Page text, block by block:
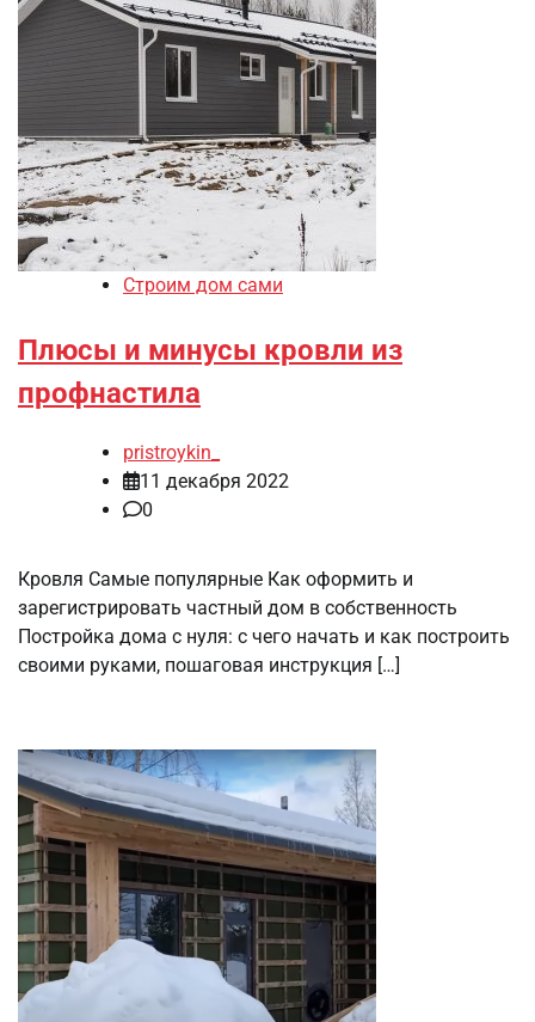
Строим дом сами
Плюсы и минусы кровли из
профнастила
pristroykin_
11 декабря 2022
0
Кровля Самые популярные Как оформить и
зарегистрировать частный дом в собственность
Постройка дома с нуля: с чего начать и как построить
своими руками, пошаговая инструкция […]